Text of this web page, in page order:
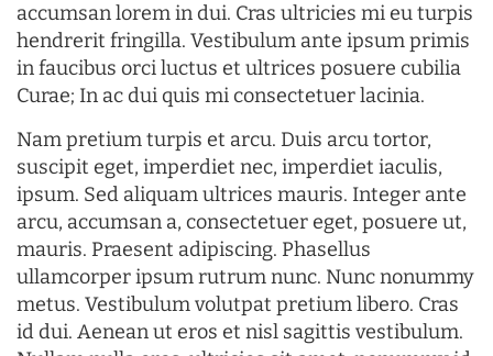
accumsan lorem in dui. Cras ultricies mi eu turpis
hendrerit fringilla. Vestibulum ante ipsum primis
in faucibus orci luctus et ultrices posuere cubilia
Curae; In ac dui quis mi consectetuer lacinia.
Nam pretium turpis et arcu. Duis arcu tortor,
suscipit eget, imperdiet nec, imperdiet iaculis,
ipsum. Sed aliquam ultrices mauris. Integer ante
arcu, accumsan a, consectetuer eget, posuere ut,
mauris. Praesent adipiscing. Phasellus
ullamcorper ipsum rutrum nunc. Nunc nonummy
metus. Vestibulum volutpat pretium libero. Cras
id dui. Aenean ut eros et nisl sagittis vestibulum.